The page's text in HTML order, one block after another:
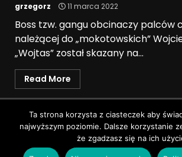
grzegorz 11 marca 2022
Boss tzw. gangu obcinaczy palców
należącej do „mokotowskich”
„Wojtas” został skazany na...
Read More
Polityka prywatności
Wszystkie prawa zastrzeżone ©
DarkNewsby AF
Ta strona korzysta z ciasteczek aby
najwyższym poziomie. Dalsze korzystanie
że zgadzasz się na ich